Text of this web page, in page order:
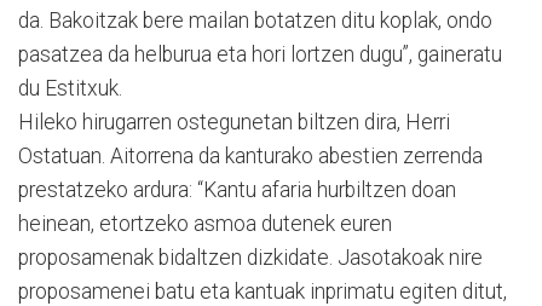
da. Bakoitzak bere mailan botatzen ditu koplak, ondo
pasatzea da helburua eta hori lortzen dugu”, gaineratu
du Estitxuk.
Hileko hirugarren ostegunetan biltzen dira, Herri
Ostatuan. Aitorrena da kanturako abestien zerrenda
prestatzeko ardura: “Kantu afaria hurbiltzen doan
heinean, etortzeko asmoa dutenek euren
proposamenak bidaltzen dizkidate. Jasotakoak nire
proposamenei batu eta kantuak inprimatu egiten ditut,